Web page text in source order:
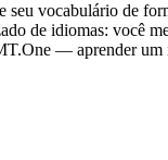
seu vocabulário de
de idiomas: você
— aprender